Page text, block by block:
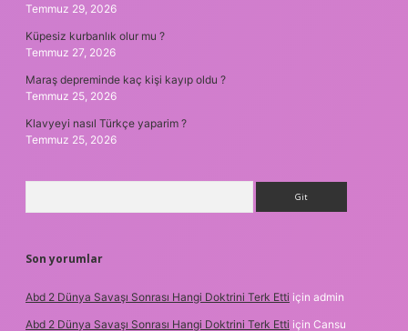
Temmuz 29, 2026
Küpesiz kurbanlık olur mu ?
Temmuz 27, 2026
Maraş depreminde kaç kişi kayıp oldu ?
Temmuz 25, 2026
Klavyeyi nasıl Türkçe yaparim ?
Temmuz 25, 2026
Son yorumlar
Abd 2 Dünya Savaşı Sonrası Hangi Doktrini Terk Etti için admin
Abd 2 Dünya Savaşı Sonrası Hangi Doktrini Terk Etti için Cansu